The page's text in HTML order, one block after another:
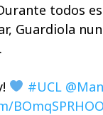
todos
Guardiola
#UCL
BOmqSPRHOO